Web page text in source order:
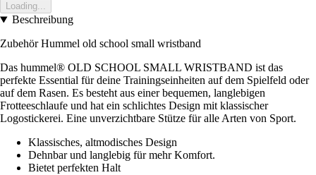
Loading...
Beschreibung
Zubehör Hummel old school small wristband
Das hummel® OLD SCHOOL SMALL WRISTBAND ist das
perfekte Essential für deine Trainingseinheiten auf dem Spielfeld oder
auf dem Rasen. Es besteht aus einer bequemen, langlebigen
Frotteeschlaufe und hat ein schlichtes Design mit klassischer
Logostickerei. Eine unverzichtbare Stütze für alle Arten von Sport.
Klassisches, altmodisches Design
Dehnbar und langlebig für mehr Komfort.
Bietet perfekten Halt